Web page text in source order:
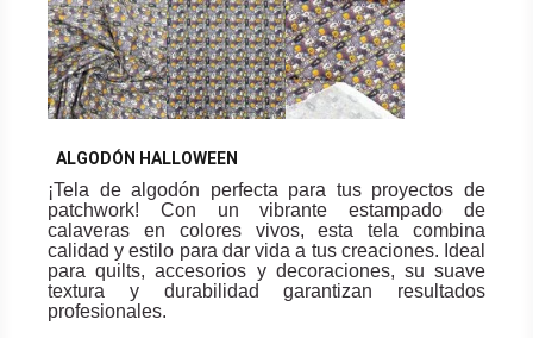
ALGODÓN HALLOWEEN
¡Tela de algodón perfecta para tus proyectos de
patchwork! Con un vibrante estampado de
calaveras en colores vivos, esta tela combina
calidad y estilo para dar vida a tus creaciones. Ideal
para quilts, accesorios y decoraciones, su suave
textura y durabilidad garantizan resultados
profesionales.